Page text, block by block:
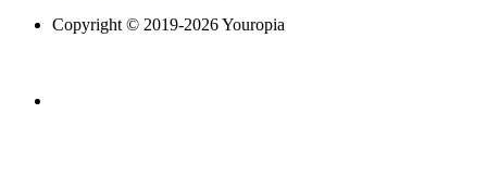
Copyright © 2019-2026 Youropia